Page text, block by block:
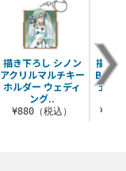
描き下ろし シノン
アクリルマルチキー
ホルダー ウェディ
ング..
¥880（税込）
描き
B2タ
ェデ